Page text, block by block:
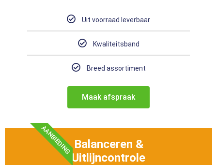
Uit voorraad leverbaar
Kwaliteitsband
Breed assortiment
Maak afspraak
AANBIEDING Balanceren &
Uitlijncontrole